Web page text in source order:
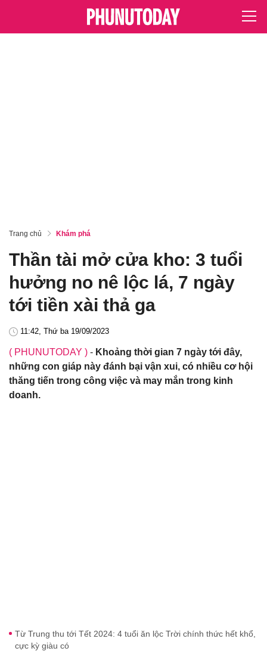
Trang chủ Khám phá
Thần tài mở cửa kho: 3 tuổi
hưởng no nê lộc lá, 7 ngày
tới tiền xài thả ga
11:42, Thứ ba 19/09/2023
( PHUNUTODAY ) - Khoảng thời gian 7 ngày tới đây,
những con giáp này đánh bại vận xui, có nhiều cơ hội
thăng tiến trong công việc và may mắn trong kinh
doanh.
Từ Trung thu tới Tết 2024: 4 tuổi ăn lộc Trời chính thức hết khổ,
cực kỳ giàu có